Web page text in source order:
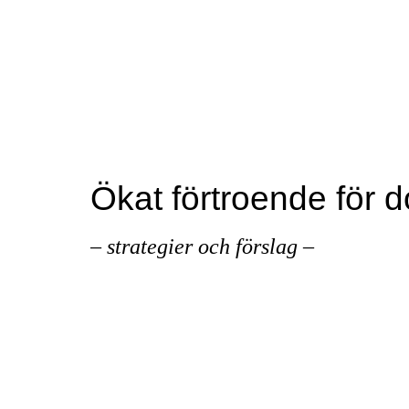
Ökat förtroende för
– strategier och förslag –